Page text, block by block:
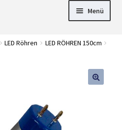
Menü
► LED Panel
►
Downlights
Deckenleuch
Außenleucht
Leuchtmittel
►
LED Röhren
LED RÖHREN 150cm